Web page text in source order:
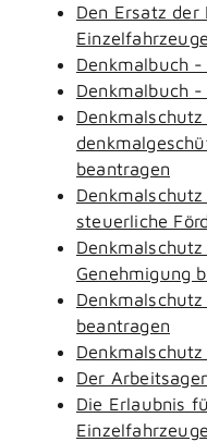
Den Ersatz der
Denkmalbuch
Denkmalbuch
beantragen
steuerliche
Genehmigung
beantragen
Der
Die Erlaubnis